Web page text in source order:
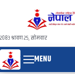
२०८३ श्रावण २५, सोमवार
MENU